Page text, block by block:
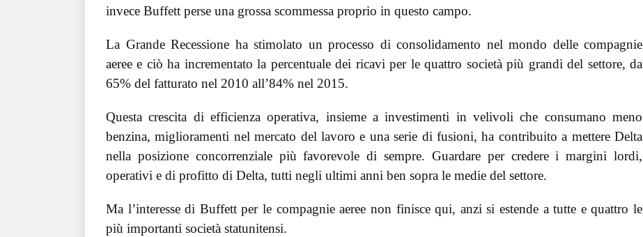
invece Buffett perse una grossa scommessa proprio in questo campo.
La Grande Recessione ha stimolato un processo di consolidamento nel mondo delle compagnie
aeree e ciò ha incrementato la percentuale dei ricavi per le quattro società più grandi del settore, da
65% del fatturato nel 2010 all’84% nel 2015.
Questa crescita di efficienza operativa, insieme a investimenti in velivoli che consumano meno
benzina, miglioramenti nel mercato del lavoro e una serie di fusioni, ha contribuito a mettere Delta
nella posizione concorrenziale più favorevole di sempre. Guardare per credere i margini lordi,
operativi e di profitto di Delta, tutti negli ultimi anni ben sopra le medie del settore.
Ma l’interesse di Buffett per le compagnie aeree non finisce qui, anzi si estende a tutte e quattro le
più importanti società statunitensi.